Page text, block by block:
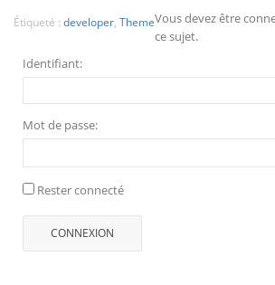
Étiqueté : developer, ThemeVous devez être
ce sujet.
Identifiant:
Mot de passe:
Rester connecté
CONNEXION